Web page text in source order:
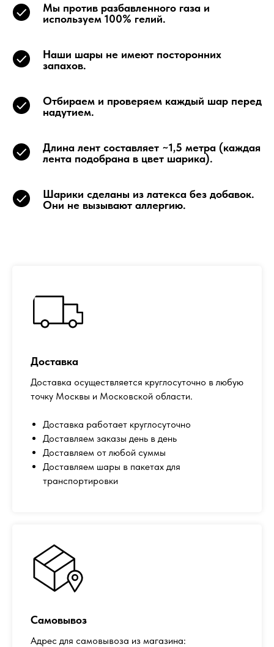
Мы против разбавленного газа и
используем 100% гелий.
Наши шары не имеют посторонних
запахов.
Отбираем и проверяем каждый шар перед
надутием.
Длина лент составляет ~1,5 метра (каждая
лента подобрана в цвет шарика).
Шарики сделаны из латекса без добавок.
Они не вызывают аллергию.
Доставка
Доставка осуществляется круглосуточно в любую
точку Москвы и Московской области.
Доставка работает круглосуточно
Доставляем заказы день в день
Доставляем от любой суммы
Доставляем шары в пакетах для
транспортировки
Самовывоз
Адрес для самовывоза из магазина: